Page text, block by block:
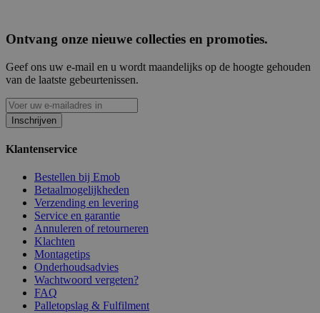
Ontvang onze nieuwe collecties en promoties.
Geef ons uw e-mail en u wordt maandelijks op de hoogte gehouden
van de laatste gebeurtenissen.
Inschrijven
Klantenservice
Bestellen bij Emob
Betaalmogelijkheden
Verzending en levering
Service en garantie
Annuleren of retourneren
Klachten
Montagetips
Onderhoudsadvies
Wachtwoord vergeten?
FAQ
Palletopslag & Fulfilment